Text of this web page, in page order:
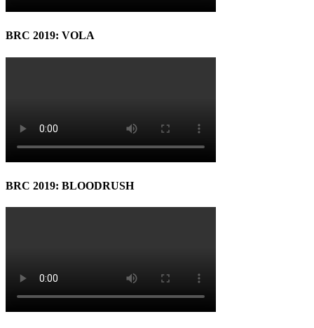
BRC 2019: VOLA
BRC 2019: BLOODRUSH